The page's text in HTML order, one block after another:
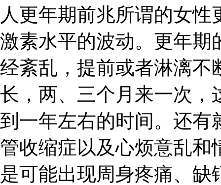
人更年期前兆所谓的女
激素水平的波动。更年期
经紊乱，提前或者淋漓不
长，两、三个月来一次，
到一年左右的时间。还有
管收缩症以及心烦意乱和
是可能出现周身疼痛、